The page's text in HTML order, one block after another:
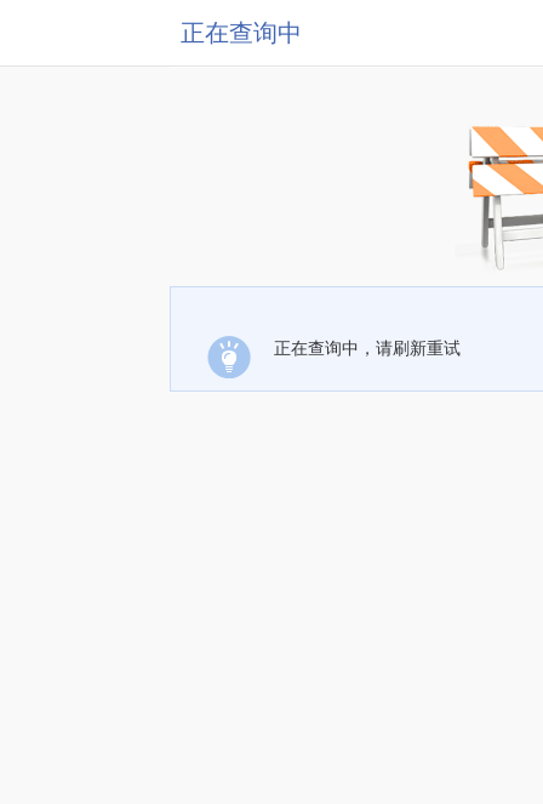
正在查询中
正在查询中，请刷新重试